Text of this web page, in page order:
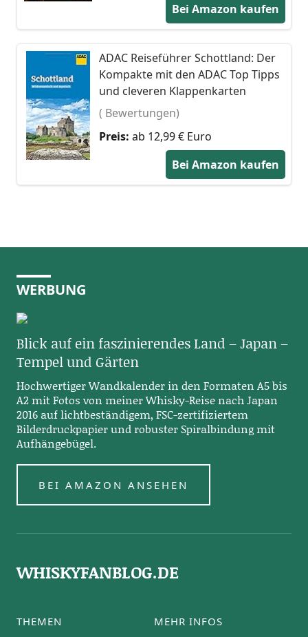
Bei Amazon kaufen
ADAC Reiseführer Schottland: Der
Kompakte mit den ADAC Top Tipps
und cleveren Klappenkarten
( Bewertungen)
Preis: ab 12,99 € Euro
Bei Amazon kaufen
WERBUNG
Blick auf ein faszinierendes Land – Japan –
Tempel und Gärten
Hochwertiger Wandkalender in den Formaten A5 bis
A2 mit Fotos von meiner Whisky-Reise nach Japan
2016 auf lichtbeständigem, FSC-zertifiziertem
Bilderdruckpapier und robuster Spiralbindung mit
Aufhängebügel.
BEI AMAZON ANSEHEN
WHISKYFANBLOG.DE
THEMEN MEHR INFOS